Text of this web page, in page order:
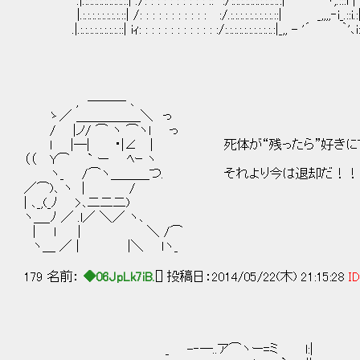
|.:.:.:.:.:.:.:.:.::| /: : : : : : : : : : : :/.:.:.:.:.:.:.:.:.:.::|
.|.:.:.:.:.:.:.:.:.::| iｨ: : : : : : : : : : : : :/:.:.:.:.:.:.:.:.:.:.:|_,, - '´
, ─── ､
ゝ／ ＿＿＿＿＿＼ っ
/ |ノ/ ⌒ ヽ ⌒ヽｌ っ
ｌ |─| ･|∠ | 死体が“残ったら”好きにすれ
（（ Y⌒ ` ー ﾍｰ ヽ
ヽ_ /⌒ヽ＿＿＿つ. それより今は退却だ！！
／⌒)､ ヽ | /
| ､_,(_ﾉ >､二二二)
ヽ＿_ﾉ ／ .l／ ＼／ ヽ､
| l | ＼ /⌒
ヽ＿ ／ | |＼ ｌヽ_
179 名前： ◆06JpLk7iB. [] 投稿日：2014/05/22(木) 21:15:28
_ -‐―..ア⌒ヽー=ミ l:|